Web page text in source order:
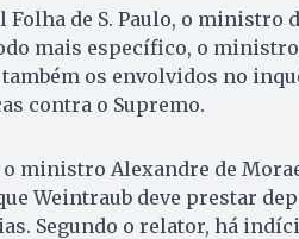
de S. Paulo, o ministro
mais específico, o ministro
os envolvidos no
contra o Supremo.
ministro Alexandre de
Weintraub deve prestar
Segundo o relator, há